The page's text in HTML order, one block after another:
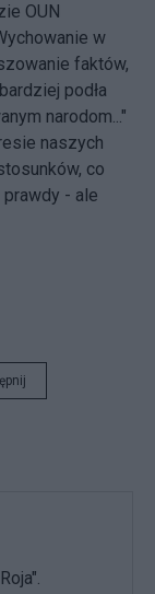
OUN
w
faktów,
podła
narodom..."
naszych
co
- ale